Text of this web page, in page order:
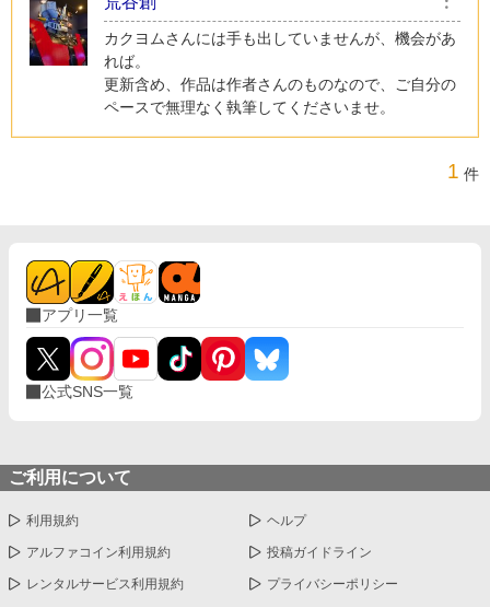
カクヨムさんには手も出していませんが、機会があ
れば。
更新含め、作品は作者さんのものなので、ご自分の
ペースで無理なく執筆してくださいませ。
1 件
アプリ一覧
公式SNS一覧
ご利用について
利用規約 ヘルプ
アルファコイン利用規約 投稿ガイドライン
レンタルサービス利用規約 プライバシーポリシー